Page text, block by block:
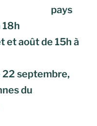
pays
18h
et août de 15h à
22 septembre,
du